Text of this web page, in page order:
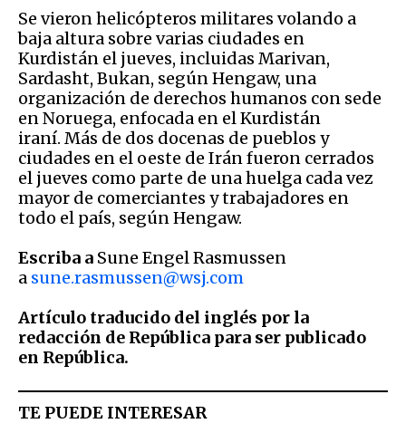
Se vieron helicópteros militares volando a
baja altura sobre varias ciudades en
Kurdistán el jueves, incluidas Marivan,
Sardasht, Bukan, según Hengaw, una
organización de derechos humanos con sede
en Noruega, enfocada en el Kurdistán
iraní. Más de dos docenas de pueblos y
ciudades en el oeste de Irán fueron cerrados
el jueves como parte de una huelga cada vez
mayor de comerciantes y trabajadores en
todo el país, según Hengaw.
Escriba a Sune Engel Rasmussen
a sune.rasmussen@wsj.com
Artículo traducido del inglés por la
redacción de República para ser publicado
en República.
TE PUEDE INTERESAR